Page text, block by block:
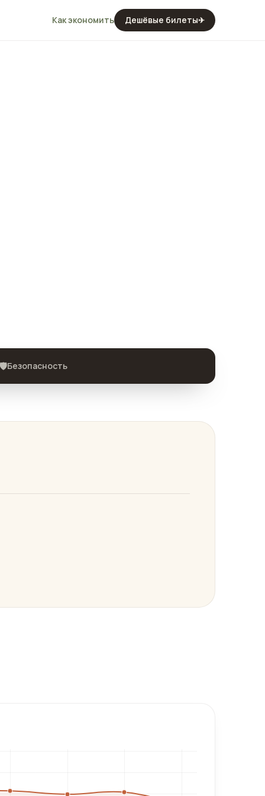
Как экономить Дешёвые билеты✈
🛡️Безопасность